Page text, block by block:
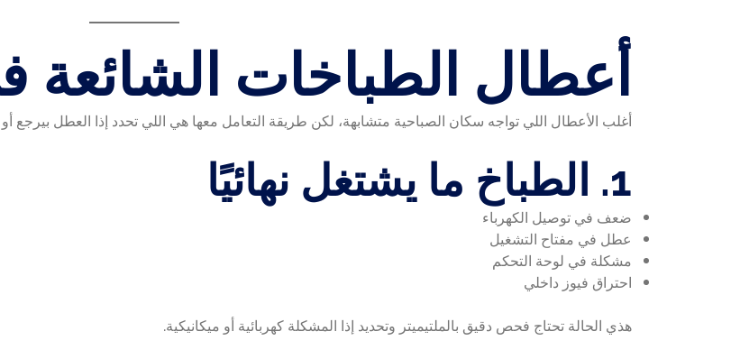
أعطال الطباخات الشائعة
أغلب الأعطال اللي تواجه سكان الصباحية متشابهة، لكن طريقة التعامل معها هي اللي تحدد إذا العطل بيرجع أو
1. الطباخ ما يشتغل نهائيًا
ضعف في توصيل الكهرباء
عطل في مفتاح التشغيل
مشكلة في لوحة التحكم
احتراق فيوز داخلي
هذي الحالة تحتاج فحص دقيق بالملتيميتر وتحديد إذا المشكلة كهربائية أو ميكانيكية.